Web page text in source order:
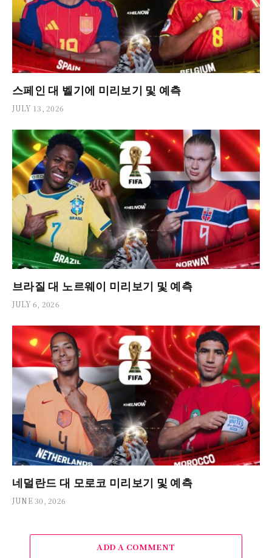
스페인 대 벨기에 미리보기 및 예측
JULY 13, 2026
브라질 대 노르웨이 미리보기 및 예측
JULY 6, 2026
네덜란드 대 모로코 미리보기 및 예측
JUNE 30, 2026
ADD A COMMENT